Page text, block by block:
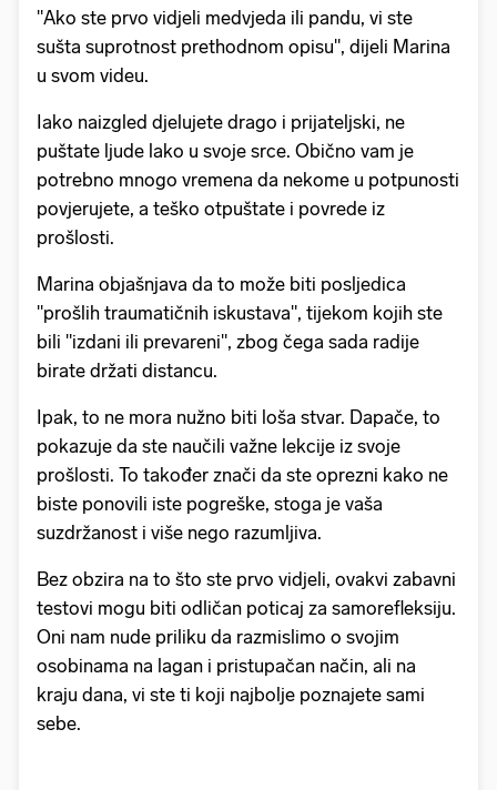
"Ako ste prvo vidjeli medvjeda ili pandu, vi ste
sušta suprotnost prethodnom opisu", dijeli Marina
u svom videu.
Iako naizgled djelujete drago i prijateljski, ne
puštate ljude lako u svoje srce. Obično vam je
potrebno mnogo vremena da nekome u potpunosti
povjerujete, a teško otpuštate i povrede iz
prošlosti.
Marina objašnjava da to može biti posljedica
"prošlih traumatičnih iskustava", tijekom kojih ste
bili "izdani ili prevareni", zbog čega sada radije
birate držati distancu.
Ipak, to ne mora nužno biti loša stvar. Dapače, to
pokazuje da ste naučili važne lekcije iz svoje
prošlosti. To također znači da ste oprezni kako ne
biste ponovili iste pogreške, stoga je vaša
suzdržanost i više nego razumljiva.
Bez obzira na to što ste prvo vidjeli, ovakvi zabavni
testovi mogu biti odličan poticaj za samorefleksiju.
Oni nam nude priliku da razmislimo o svojim
osobinama na lagan i pristupačan način, ali na
kraju dana, vi ste ti koji najbolje poznajete sami
sebe.